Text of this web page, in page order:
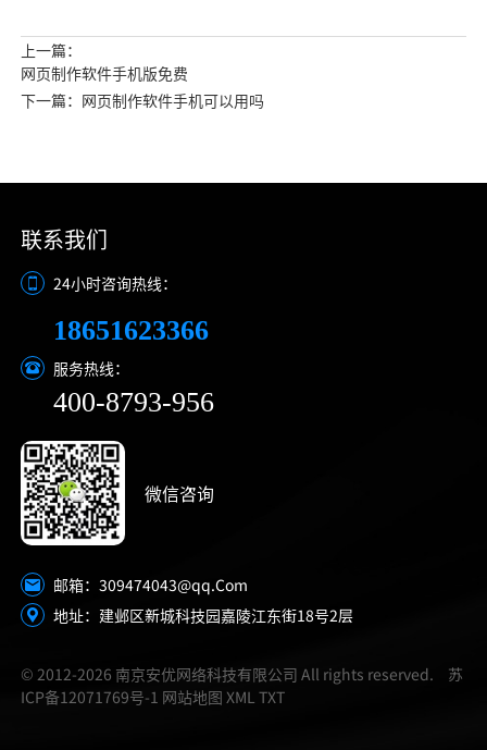
上一篇：
网页制作软件手机版免费
下一篇：网页制作软件手机可以用吗
联系我们
24小时咨询热线：
18651623366
服务热线：
400-8793-956
微信咨询
邮箱： 309474043@qq.Com
地址：建邺区新城科技园嘉陵江东街18号2层
© 2012-2026 南京安优网络科技有限公司 All rights reserved.
苏
ICP备12071769号-1 网站地图 XML TXT